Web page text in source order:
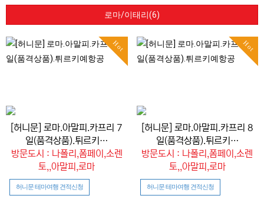
로마/이태리(6)
Hot
[허니문] 로마.아말피.카프리 7
일(품격상품).튀르키…
방문도시 : 나폴리,폼페이,소렌
토,,아말피,로마
허니문 테마여행 견적신청
Hot
[허니문] 로마.아말피.카프리 8
일(품격상품).튀르키…
방문도시 : 나폴리,폼페이,소렌
토,,아말피,로마
허니문 테마여행 견적신청